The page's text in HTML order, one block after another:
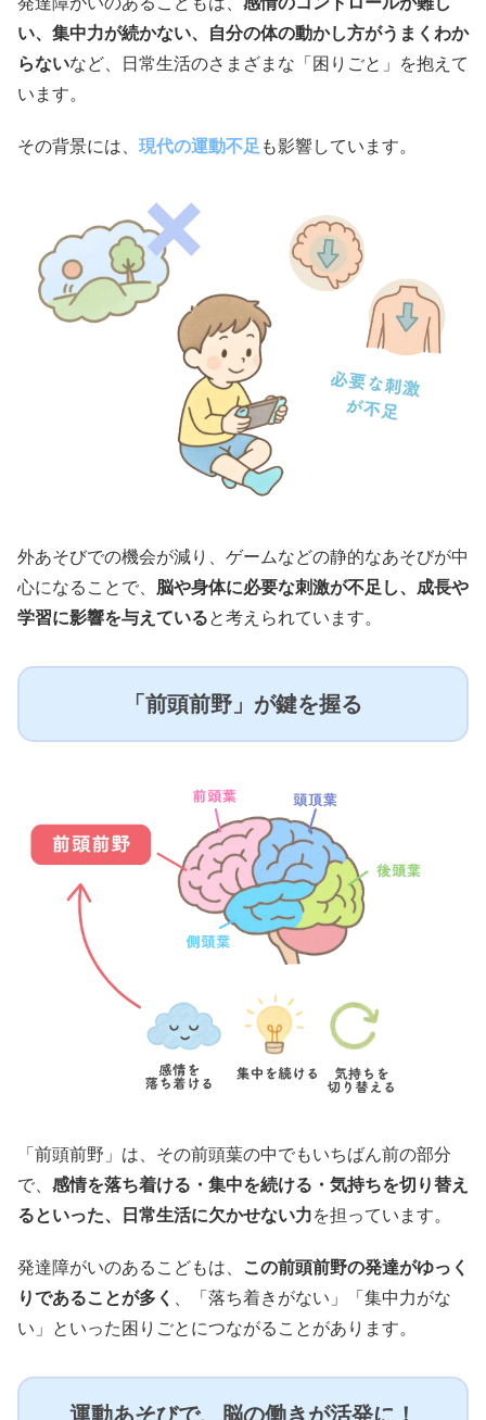
い、集中力が続かない、自分の体の動かし方がうまくわか
らないなど、日常生活のさまざまな「困りごと」を抱えて
います。
その背景には、 現代の運動不足 も影響しています。
外あそびでの機会が減り、ゲームなどの静的なあそびが中
心になることで、 脳や身体に必要な刺激が不足し、成長や
学習に影響を与えていると考えられています。
「前頭前野」が鍵を握る
「前頭前野」は、その前頭葉の中でもいちばん前の部分
で、 感情を落ち着ける・集中を続ける・気持ちを切り替え
るといった、日常生活に欠かせない力を担っています。
発達障がいのあるこどもは、
この前頭前野の発達がゆっく
りであることが多く 、「落ち着きがない」「集中力がな
い」といった困りごとにつながることがあります。
運動あそびで、脳の働きが活発に！